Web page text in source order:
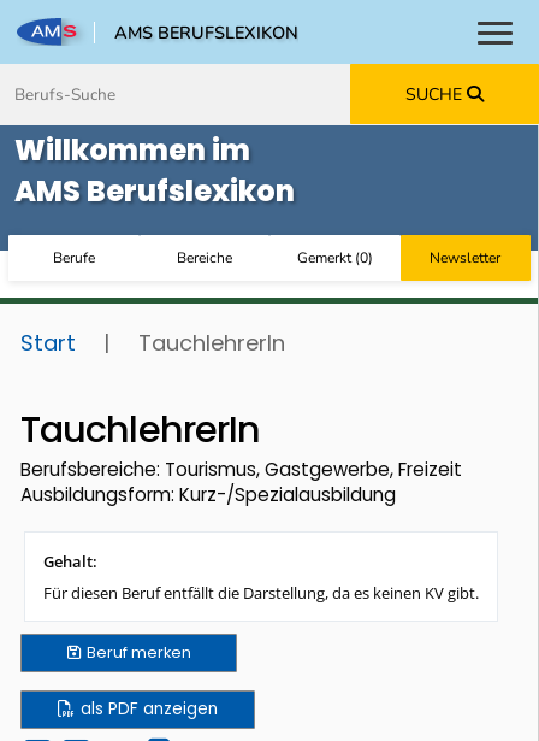
AMS BERUFSLEXIKON
SUCHE
Willkommen im
AMS Berufslexikon
Berufe Bereiche Gemerkt(0) Newsletter
Start | TauchlehrerIn
TauchlehrerIn
Berufsbereiche: Tourismus, Gastgewerbe, Freizeit
Ausbildungsform: Kurz-/Spezialausbildung
Gehalt:
Für diesen Beruf entfällt die Darstellung, da es keinen KV gibt.
Berufmerken
als PDF anzeigen